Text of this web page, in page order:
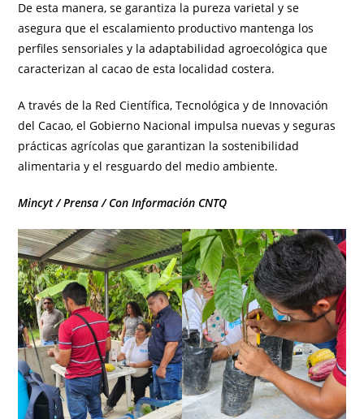
De esta manera, se garantiza la pureza varietal y se
asegura que el escalamiento productivo mantenga los
perfiles sensoriales y la adaptabilidad agroecológica que
caracterizan al cacao de esta localidad costera.
A través de la Red Científica, Tecnológica y de Innovación
del Cacao, el Gobierno Nacional impulsa nuevas y seguras
prácticas agrícolas que garantizan la sostenibilidad
alimentaria y el resguardo del medio ambiente.
Mincyt / Prensa / Con Información CNTQ